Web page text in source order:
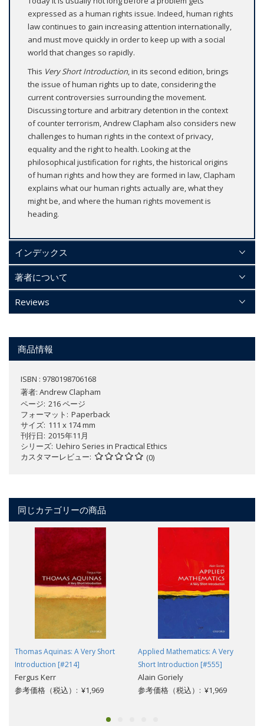
expressed as a human rights issue. Indeed, human rights
law continues to gain increasing attention internationally,
and must move quickly in order to keep up with a social
world that changes so rapidly.
This Very Short Introduction, in its second edition, brings
the issue of human rights up to date, considering the
current controversies surrounding the movement.
Discussing torture and arbitrary detention in the context
of counter terrorism, Andrew Clapham also considers new
challenges to human rights in the context of privacy,
equality and the right to health. Looking at the
philosophical justification for rights, the historical origins
of human rights and how they are formed in law, Clapham
explains what our human rights actually are, what they
might be, and where the human rights movement is
heading.
インデックス
著者について
Reviews
商品情報
ISBN : 9780198706168
著者: Andrew Clapham
ページ 216 ページ
フォーマット
Paperback
サイズ 111 x 174 mm
刊行日 2015年11月
シリーズ Uehiro Series in Practical Ethics
カスタマーレビュー
(0)
同じカテゴリーの商品
Thomas Aquinas: A Very Short
Introduction [#214]
Fergus Kerr
参考価格（税込）: ¥1,969
Applied Mathematics: A Very
Short Introduction [#555]
Alain Goriely
参考価格（税込）: ¥1,969